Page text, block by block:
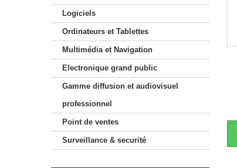
Logiciels
Ordinateurs et Tablettes
Multimédia et Navigation
Electronique grand public
Gamme diffusion et audiovisuel
professionnel
Point de ventes
Surveillance & securité